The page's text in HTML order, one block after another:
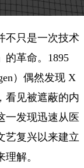
不只是一次技术
的革命。1895
）偶然发现 X
看见被遮蔽的内
发现迅速从医
艺复兴以来建立
解。